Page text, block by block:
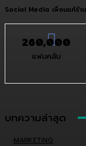
Social Media เพื่อนแท้ร้าน
260,000
แฟนคลับ
บทความล่าสุด
MARKETING